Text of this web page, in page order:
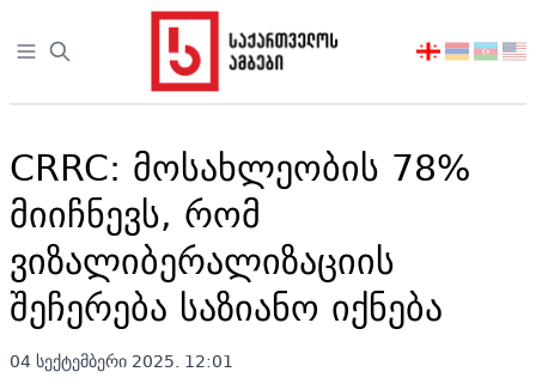
Open sidebar
აირჩიეთ
CRRC: მოსახლეობის 78%
მიიჩნევს, რომ
ვიზალიბერალიზაციის
შეჩერება საზიანო იქნება
04 სექტემბერი 2025. 12:01